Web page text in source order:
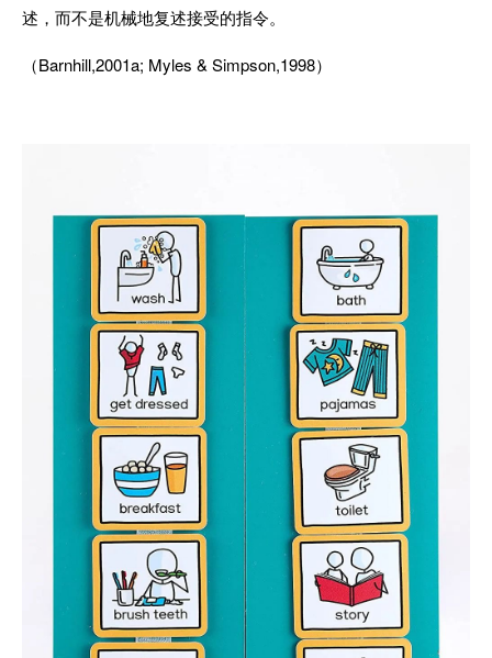
述，而不是机械地复述接受的指令。
（Barnhill,2001a; Myles & Simpson,1998）